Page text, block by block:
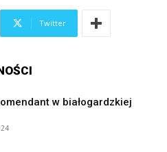
Twitter
w białogardzkiej